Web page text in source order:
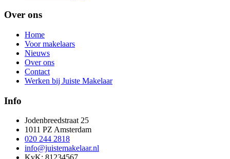
Over ons
Home
Voor makelaars
Nieuws
Over ons
Contact
Werken bij Juiste Makelaar
Info
Jodenbreedstraat 25
1011 PZ Amsterdam
020 244 2818
info@juistemakelaar.nl